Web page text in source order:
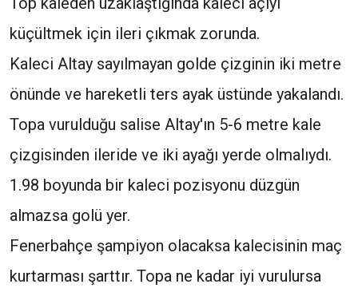
küçültmek için ileri çıkmak zorunda.
Kaleci Altay sayılmayan golde çizginin iki metre
önünde ve hareketli ters ayak üstünde yakalandı.
Topa vurulduğu salise Altay'ın 5-6 metre kale
çizgisinden ileride ve iki ayağı yerde olmalıydı.
1.98 boyunda bir kaleci pozisyonu düzgün
almazsa golü yer.
Fenerbahçe şampiyon olacaksa kalecisinin maç
kurtarması şarttır. Topa ne kadar iyi vurulursa